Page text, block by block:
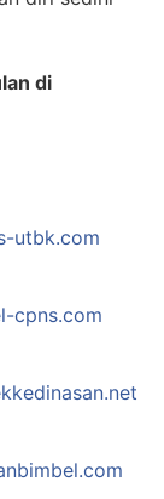
di
utbk.com
cpns.com